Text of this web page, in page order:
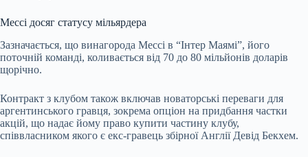
Мессі досяг статусу мільярдера
Зазначається, що винагорода Мессі в “Інтер Маямі”, його
поточній команді, коливається від 70 до 80 мільйонів доларів
щорічно.
Контракт з клубом також включав новаторські переваги для
аргентинського гравця, зокрема опціон на придбання частки
акцій, що надає йому право купити частину клубу,
співвласником якого є екс-гравець збірної Англії Девід Бекхем.